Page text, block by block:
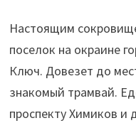
Настоящим
поселок на окраине
Ключ. Довезет до
знакомый трамвай.
проспекту Химиков и